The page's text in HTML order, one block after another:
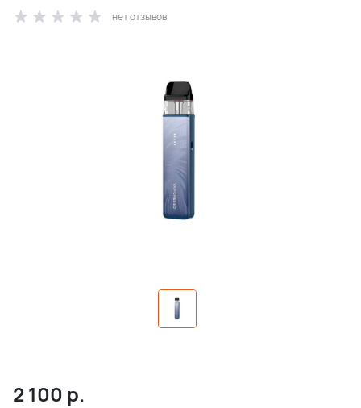
нет отзывов
2 100 р.